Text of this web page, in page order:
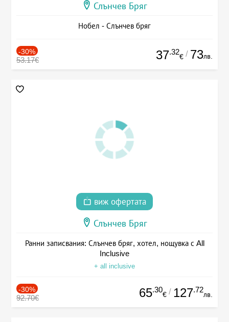
Слънчев Бряг
Нобел - Слънчев бряг
-30%
53.17€ 37.32
€ / 73лв.
виж офертата
Слънчев Бряг
Ранни записвания: Слънчев бряг, хотел, нощувка с All
Inclusive
+ all inclusive
-30%
92.70€ 65.30
€ / 127.72
лв.